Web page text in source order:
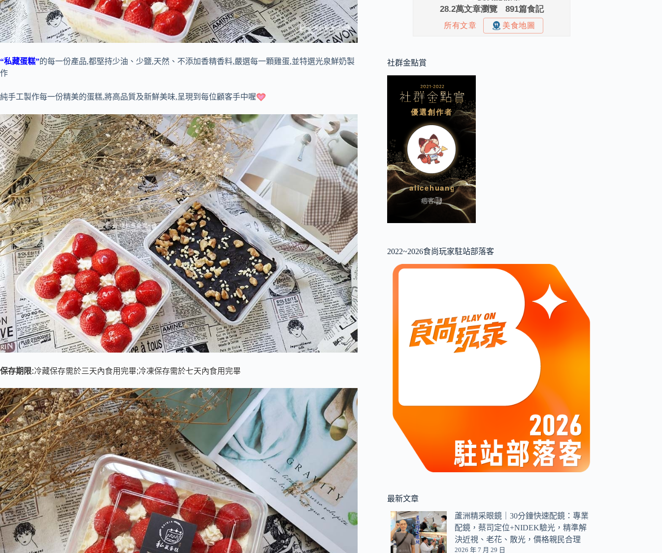
“私藏蛋糕”的每一份產品,都堅持少油、少鹽,天然、不添加香精香料,嚴選每一顆雞蛋,並特選光泉鮮奶製
作
純手工製作每一份精美的蛋糕,將高品質及新鮮美味,呈現到每位顧客手中喔
保存期限:冷藏保存需於三天內食用完畢;冷凍保存需於七天內食用完畢
社群金點賞
2022~2026食尚玩家駐站部落客
最新文章
蘆洲精采眼鏡｜30分鐘快速配鏡：專業
配鏡，蔡司定位+NIDEK驗光，精準解
決近視、老花、散光，價格親民合理
2026 年 7 月 29 日